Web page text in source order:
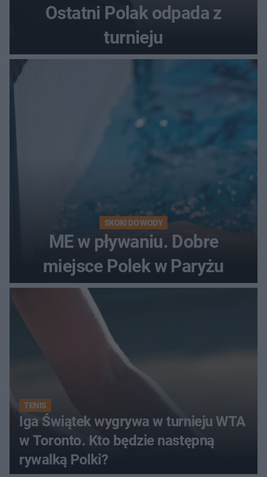
Ostatni Polak odpada z
turnieju
SKOKI DO WODY
ME w pływaniu. Dobre
miejsce Polek w Paryżu
TENIS
Iga Świątek wygrywa w turnieju WTA
w Toronto. Kto będzie następną
rywalką Polki?